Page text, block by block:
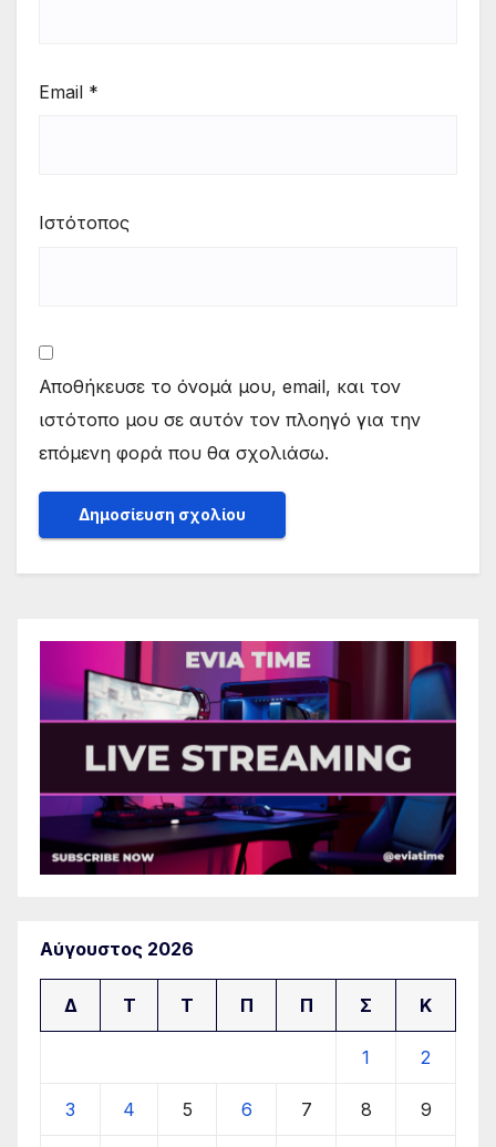
Email *
Ιστότοπος
Αποθήκευσε το όνομά μου, email, και τον
ιστότοπο μου σε αυτόν τον πλοηγό για την
επόμενη φορά που θα σχολιάσω.
Αύγουστος 2026
Δ Τ Τ Π Π Σ Κ
1 2
3 4 5 6 7 8 9